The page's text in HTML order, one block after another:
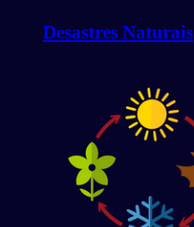
Desastres Naturais